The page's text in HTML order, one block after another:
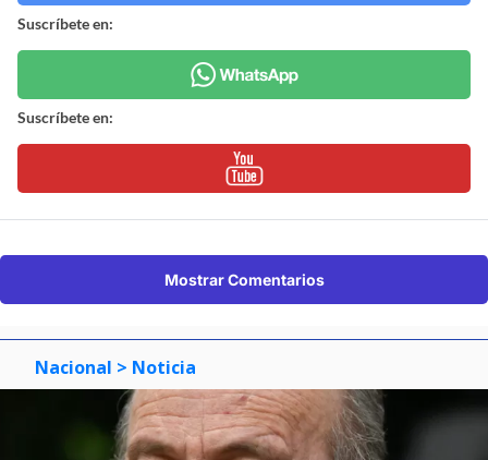
Suscríbete en:
Suscríbete en:
Mostrar Comentarios
Nacional > Noticia